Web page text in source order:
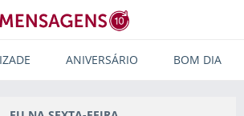
ANIVERSÁRIO BOM DIA